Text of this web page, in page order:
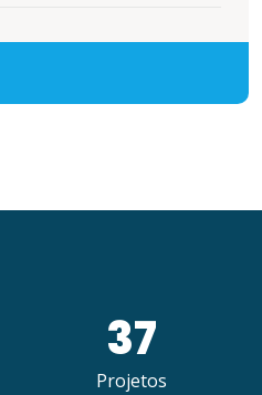
37
Projetos